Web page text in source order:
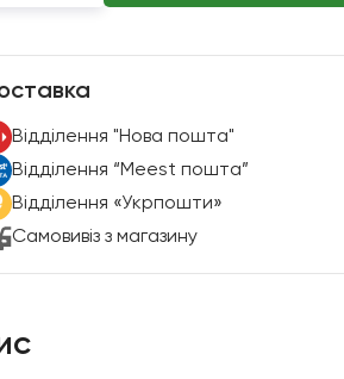
Вiддiлення "Нова пошта"
Вiддiлення “Meest пошта”
Відділення «Укрпошти»
Самовивіз з магазину